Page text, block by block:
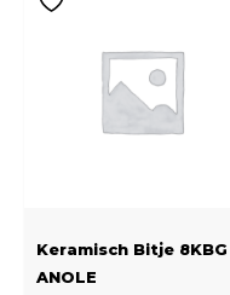
Keramisch Bitje 8KBG |
ANOLE